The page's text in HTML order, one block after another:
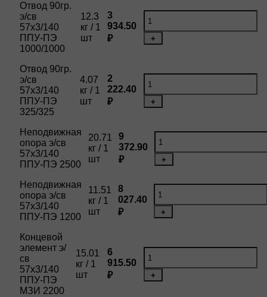
Отвод 90гр.
э/св
57х3/140
ППУ-ПЭ
1000/1000
12.3
кг / 1
шт
3
934.50
₽
+
Отвод 90гр.
э/св
57х3/140
ППУ-ПЭ
325/325
4.07
кг / 1
шт
2
222.40
₽
+
Неподвижная
опора э/св
57х3/140
ППУ-ПЭ 2500
20.71
кг / 1
шт
9
372.90
₽
+
Неподвижная
опора э/св
57х3/140
ППУ-ПЭ 1200
11.51
кг / 1
шт
8
027.40
₽
+
Концевой
элемент э/
св
57х3/140
ППУ-ПЭ
МЗИ 2200
15.01
кг / 1
шт
6
915.50
₽
+